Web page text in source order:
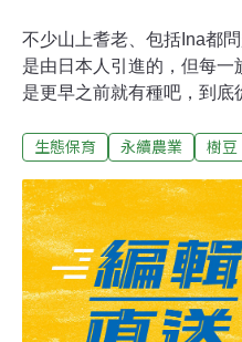
不少山上耆老、包括Ina都
是由日本人引進的，但每
是更早之前就有種吧，到底
興趣來了解這吃了會放屁的
(L.) Millsp.，豆科（
有起源於印度及非洲兩種說
說，特別是印度的特蘭甘納
爾邦（Chhattisgarh）地區
前，我們先從台灣文獻上
代治理台灣期間寫下的府
生態保育 永續農業 樹豆